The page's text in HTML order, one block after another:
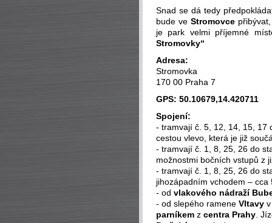
Snad se dá tedy
bude ve Stromovce
je park velmi příjemné
Stromovky“
Adresa:
Stromovka
170 00 Praha 7
GPS: 50.10679,14.420711
Spojení:
- tramvají č. 5, 12, 14, 15, 17
cestou vlevo, která je již
- tramvají č. 1, 8, 25, 26 do
možnostmi bočních vstupů z
- tramvají č. 1, 8, 25, 26 do
jihozápadním vchodem – cca
- od vlakového nádraží
- od slepého ramene Vltavy
parníkem z centra Prahy .